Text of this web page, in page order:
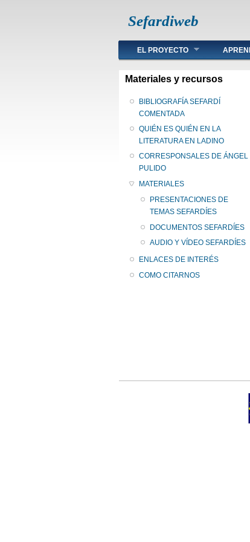
Sefardiweb
Main menu
EL PROYECTO
Materiales y recursos
BIBLIOGRAFÍA SEFARDÍ
COMENTADA
QUIÉN ES QUIÉN EN LA
LITERATURA EN LADINO
CORRESPONSALES DE ÁNGEL
PULIDO
MATERIALES
PRESENTACIONES DE
TEMAS SEFARDÍES
DOCUMENTOS SEFARDÍES
AUDIO Y VÍDEO SEFARDÍES
ENLACES DE INTERÉS
COMO CITARNOS